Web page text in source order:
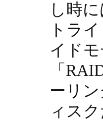
し時
トラ
イド
「
ーリ
ィス